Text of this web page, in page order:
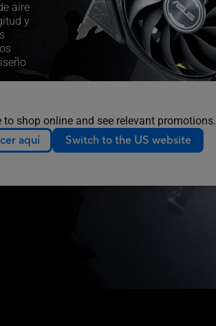
shop online and see relevant promotions.
aquí Switch to the US website
aire
y